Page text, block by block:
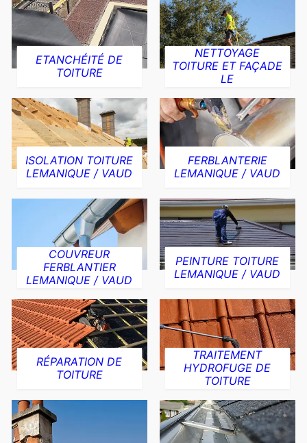
ETANCHÉITÉ DE
TOITURE
NETTOYAGE
TOITURE ET FAÇADE
LE
ISOLATION TOITURE
LEMANIQUE / VAUD
FERBLANTERIE
LEMANIQUE / VAUD
COUVREUR
FERBLANTIER
LEMANIQUE / VAUD
PEINTURE TOITURE
LEMANIQUE / VAUD
RÉPARATION DE
TOITURE
TRAITEMENT
HYDROFUGE DE
TOITURE